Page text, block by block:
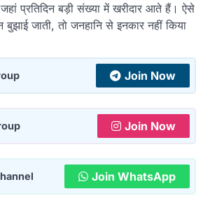
प्रतिदिन बड़ी संख्या में खरीदार आते हैं। ऐसे
जाती, तो जनहानि से इनकार नहीं किया
Join Now
Join Now
Join WhatsApp